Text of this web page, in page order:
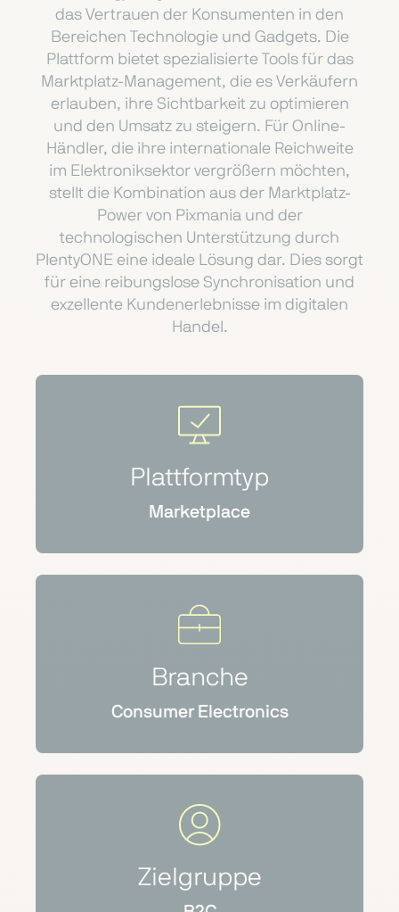
das Vertrauen der Konsumenten in den
Bereichen Technologie und Gadgets. Die
Plattform bietet spezialisierte Tools für das
Marktplatz-Management, die es Verkäufern
erlauben, ihre Sichtbarkeit zu optimieren
und den Umsatz zu steigern. Für Online-
Händler, die ihre internationale Reichweite
im Elektroniksektor vergrößern möchten,
stellt die Kombination aus der Marktplatz-
Power von Pixmania und der
technologischen Unterstützung durch
PlentyONE eine ideale Lösung dar. Dies sorgt
für eine reibungslose Synchronisation und
exzellente Kundenerlebnisse im digitalen
Handel.
Plattformtyp
Marketplace
Branche
Consumer Electronics
Zielgruppe